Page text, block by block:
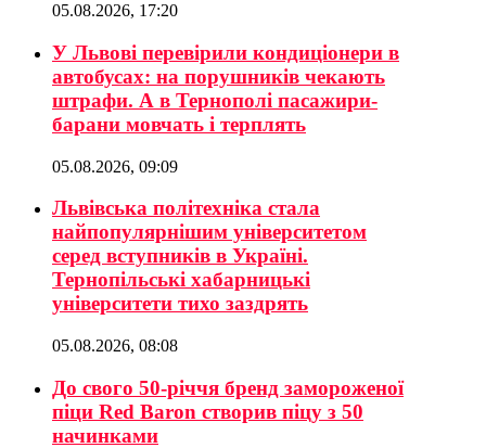
05.08.2026, 17:20
У Львові перевірили кондиціонери в
автобусах: на порушників чекають
штрафи. А в Тернополі пасажири-
барани мовчать і терплять
05.08.2026, 09:09
Львівська політехніка стала
найпопулярнішим університетом
серед вступників в Україні.
Тернопільські хабарницькі
університети тихо заздрять
05.08.2026, 08:08
До свого 50-річчя бренд замороженої
піци Red Baron створив піцу з 50
начинками